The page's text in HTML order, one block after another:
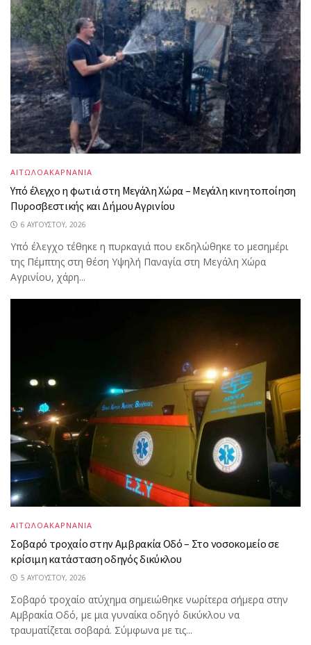
ΑΙΤΩΛΟΑΚΑΡΝΑΝΙΑ
Υπό έλεγχο η φωτιά στη Μεγάλη Χώρα – Μεγάλη κινητοποίηση
Πυροσβεστικής και Δήμου Αγρινίου
6 ΑΥΓΟΎΣΤΟΥ, 2026
Υπό έλεγχο τέθηκε η πυρκαγιά που εκδηλώθηκε το μεσημέρι
της Πέμπτης στη θέση Υψηλή Παναγία στη Μεγάλη Χώρα
Αγρινίου, χάρη...
ΑΙΤΩΛΟΑΚΑΡΝΑΝΙΑ
Σοβαρό τροχαίο στην Αμβρακία Οδό – Στο νοσοκομείο σε
κρίσιμη κατάσταση οδηγός δικύκλου
5 ΑΥΓΟΎΣΤΟΥ, 2026
Σοβαρό τροχαίο ατύχημα σημειώθηκε νωρίτερα σήμερα στην
Αμβρακία Οδό, με μια γυναίκα οδηγό δικύκλου να
τραυματίζεται σοβαρά. Σύμφωνα με τις...